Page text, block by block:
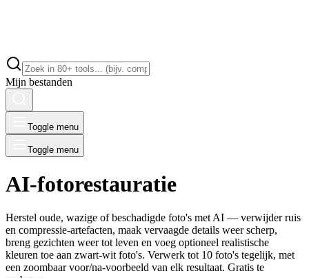
Mijn bestanden
Toggle menu
Toggle menu
AI-fotorestauratie
Herstel oude, wazige of beschadigde foto's met AI — verwijder ruis
en compressie-artefacten, maak vervaagde details weer scherp,
breng gezichten weer tot leven en voeg optioneel realistische
kleuren toe aan zwart-wit foto's. Verwerk tot 10 foto's tegelijk, met
een zoombaar voor/na-voorbeeld van elk resultaat. Gratis te